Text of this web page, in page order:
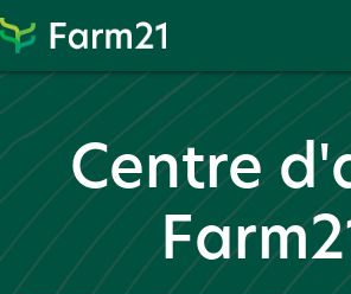
Proc
Procéder
à
PayPal
Centre